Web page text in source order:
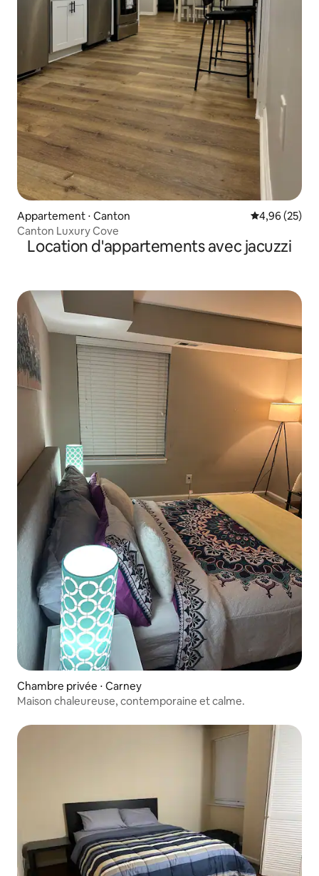
Appartement ⋅ Canton Évaluation
4,96 (25)
Canton Luxury Cove
Location d'appartements avec jacuzzi
Chambre privée ⋅ Carney
Maison chaleureuse, contemporaine et calme.